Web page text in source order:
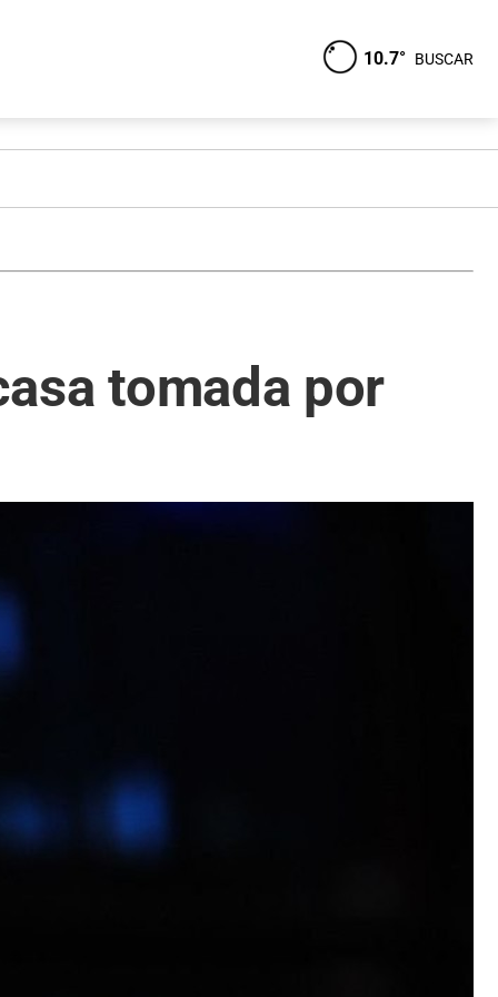
10.7° BUSCAR
tomada por